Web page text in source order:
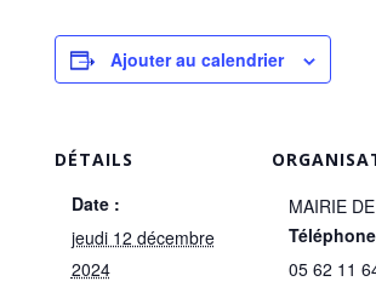
Ajouter au calendrier
DÉTAILS
Date :
jeudi 12 décembre
2024
MAIRIE
Téléphone
05 62 11